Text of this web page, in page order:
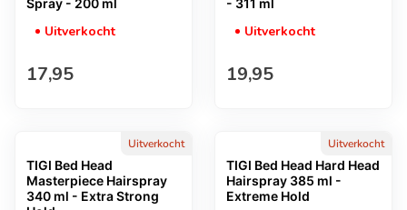
Spray - 200 ml
Uitverkocht
Normale prijs
17,95
- 311 ml
Uitverkocht
Normale prijs
19,95
Uitverkocht
TIGI Bed Head
Masterpiece Hairspray
340 ml - Extra Strong
Uitverkocht
TIGI Bed Head Hard Head
Hairspray 385 ml -
Extreme Hold